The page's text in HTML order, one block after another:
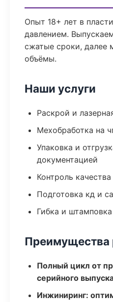
Опыт 18+ лет в
давлением.
сжатые сроки, далее
объёмы.
Наши услуги
Раскрой и
Мехобработка на
Упаковка и
документацией
Контроль
Подготовка кд и
Гибка и штамповка
Преимущества
Полный цикл от
серийного
Инжиниринг: